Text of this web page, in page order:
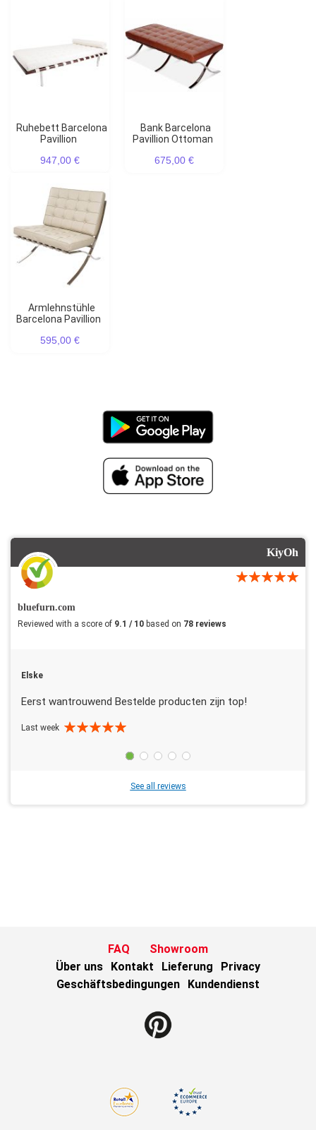
Ruhebett Barcelona
Pavillion
947,00 €
Bank Barcelona
Pavillion Ottoman
675,00 €
Armlehnstühle
Barcelona Pavillion
595,00 €
KiyOh
bluefurn.com
Reviewed with a score of 9.1 / 10 based on 78 reviews
Elske
Eerst wantrouwend Bestelde producten zijn top!
Last week
See all reviews
FAQ
Showroom
Über uns
Kontakt Lieferung
Privacy
Geschäftsbedingungen
Kundendienst